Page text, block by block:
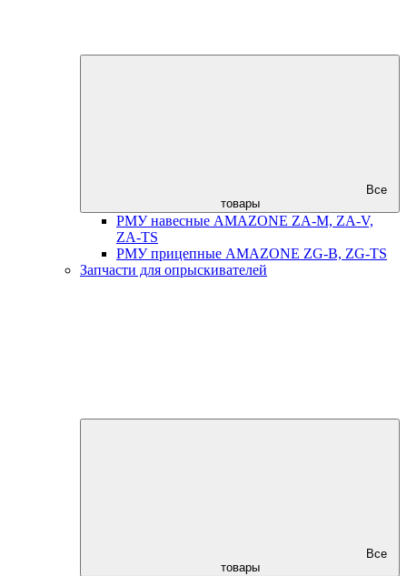
Все
товары
РМУ навесные AMAZONE ZA-M, ZA-V,
ZA-TS
РМУ прицепные AMAZONE ZG-B, ZG-TS
Запчасти для опрыскивателей
Все
товары